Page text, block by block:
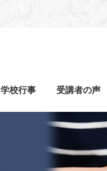
学校行事 受講者の声